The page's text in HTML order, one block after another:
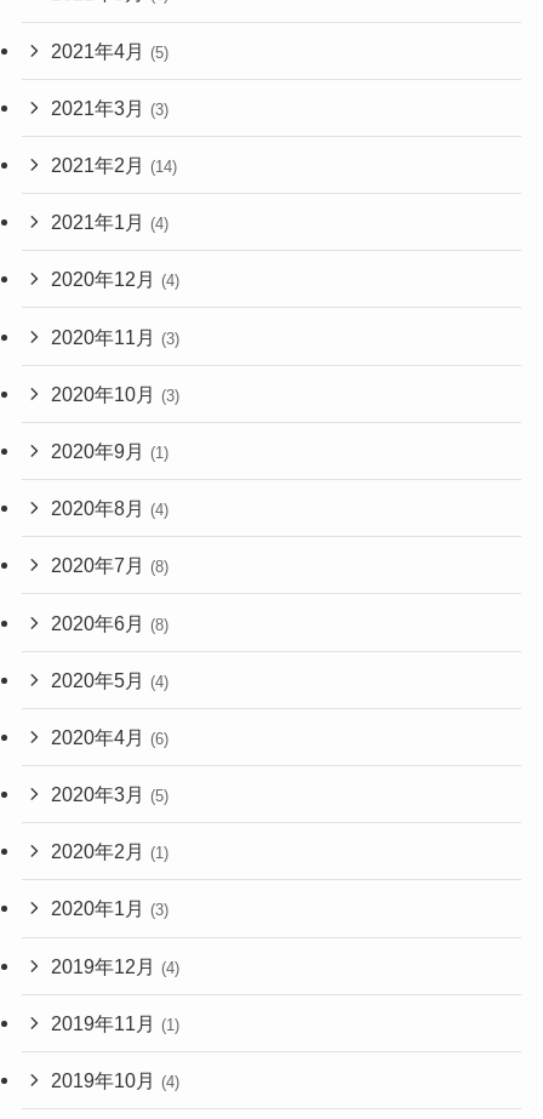
2021年4月 (5)
2021年3月 (3)
2021年2月 (14)
2021年1月 (4)
2020年12月 (4)
2020年11月 (3)
2020年10月 (3)
2020年9月 (1)
2020年8月 (4)
2020年7月 (8)
2020年6月 (8)
2020年5月 (4)
2020年4月 (6)
2020年3月 (5)
2020年2月 (1)
2020年1月 (3)
2019年12月 (4)
2019年11月 (1)
2019年10月 (4)